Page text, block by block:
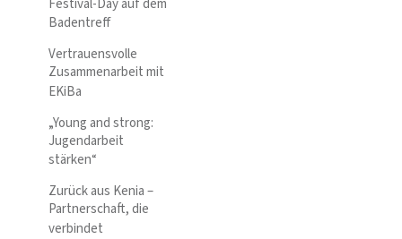
Badentreff
Vertrauensvolle
Zusammenarbeit mit
EKiBa
„Young and strong:
Jugendarbeit
stärken“
Zurück aus Kenia –
Partnerschaft, die
verbindet